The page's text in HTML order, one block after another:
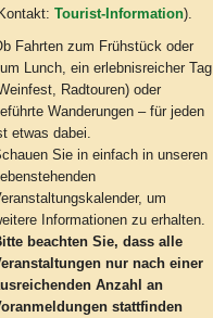
Tourist-Information).
Fahrten zum Frühstück oder
Lunch, ein erlebnisreicher Tag
Radtouren) oder
Wanderungen – für jeden
etwas dabei.
Sie in einfach in unseren
um
Informationen zu erhalten.
beachten Sie, dass alle
nur nach einer
Anzahl an
stattfinden